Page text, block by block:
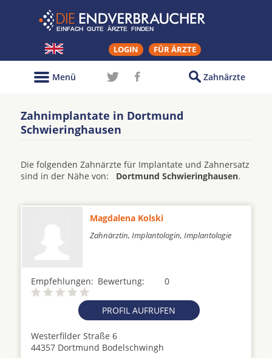
LOGIN FÜR ÄRZTE
Zahnärzte
Menü
Zahnimplantate in Dortmund
Schwieringhausen
Die folgenden Zahnärzte für Implantate und Zahnersatz
sind in der Nähe von: Dortmund Schwieringhausen.
Magdalena Kolski
Zahnärztin, Implantologin, Implantologie
Empfehlungen: 0
Bewertung:
PROFIL AUFRUFEN
Westerfilder Straße 6
44357 Dortmund Bodelschwingh